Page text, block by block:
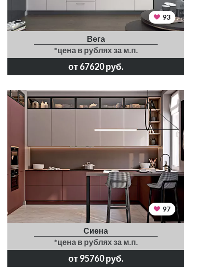
93
Вега
*цена в рублях за м.п.
от 67620 руб.
97
Сиена
*цена в рублях за м.п.
от 95760 руб.